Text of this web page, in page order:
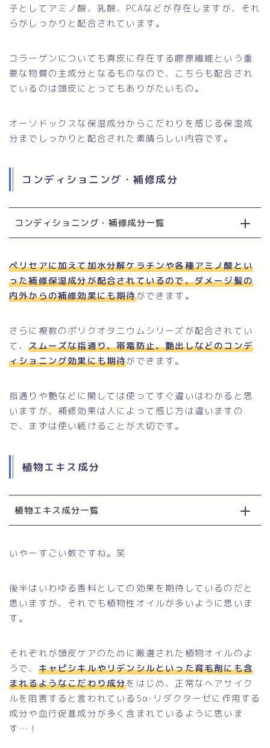
子としてアミノ酸、乳酸、PCAなどが存在しますが、それ
らがしっかりと配合されています。
コラーゲンについても真皮に存在する膠原繊維という重
要な物質の主成分となるものなので、こちらも配合され
ているのは頭皮にとってもありがたいもの。
オーソドックスな保湿成分からこだわりを感じる保湿成
分までしっかりと配合された素晴らしい内容です。
コンディショニング・補修成分
コンディショニング・補修成分一覧
ペリセアに加えて加水分解ケラチンや各種アミノ酸とい
った補修保湿成分が配合されているので、ダメージ髪の
内外からの補修効果にも期待ができます。
さらに複数のポリクオタニウムシリーズが配合されてい
て、スムーズな指通り、帯電防止、艶出しなどのコンデ
ィショニング効果にも期待ができます。
指通りや艶などに関しては使ってすぐ違いはわかると思
いますが、補修効果は人によって感じ方は違いますの
で、まずは使い続けることが大切です。
植物エキス成分
植物エキス成分一覧
いやーすごい数ですね。笑
後半はいわゆる香料としての効果を期待しているのだと
思いますが、それでも植物性オイルが多いように思いま
す。
それぞれが頭皮ケアのために厳選された植物オイルのよ
うで、 キャピシキルやリデンシルといった育毛剤にも含
まれるようなこだわり成分をはじめ、正常なヘアサイク
ルを阻害すると言われている5α-リダクターゼに作用する
成分や血行促進成分が多く含まれているように思いま
す…！